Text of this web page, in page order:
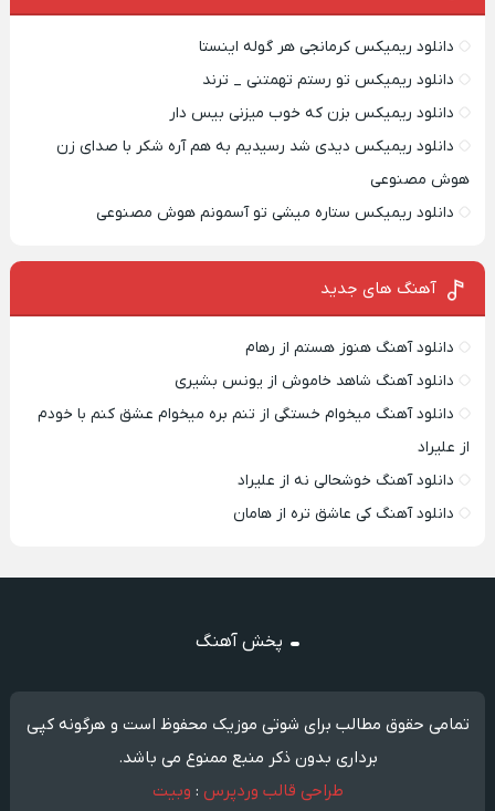
دانلود ریمیکس کرمانجی هر گوله اینستا
دانلود ریمیکس تو رستم تهمتنی _ ترند
دانلود ریمیکس بزن که خوب میزنی بیس دار
دانلود ریمیکس دیدی شد رسیدیم به هم آره شکر با صدای زن
هوش مصنوعی
دانلود ریمیکس ستاره میشی تو آسمونم هوش مصنوعی
آهنگ های جدید
دانلود آهنگ هنوز هستم از رهام
دانلود آهنگ شاهد خاموش از یونس بشیری
دانلود آهنگ میخوام خستگی از تنم بره میخوام عشق کنم با خودم
از علیراد
دانلود آهنگ خوشحالی نه از علیراد
دانلود آهنگ کی عاشق تره از هامان
پخش آهنگ
تمامی حقوق مطالب برای شوتی موزیک محفوظ است و هرگونه کپی
برداری بدون ذکر منبع ممنوع می باشد.
طراحی قالب وردپرس : وبیت